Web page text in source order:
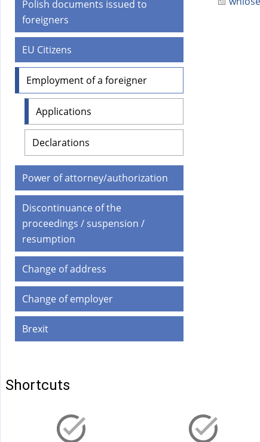
Polish documents issued to
foreigners
EU Citizens
Employment of a foreigner
Applications
Declarations
Power of attorney/authorization
Discontinuance of the
proceedings / suspension /
resumption
Change of address
Change of employer
Brexit
Shortcuts